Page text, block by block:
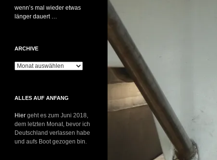
wenn’s mal wieder etwas
länger dauert …
ARCHIVE
Archive
ALLES AUF ANFANG
Hier geht es zum Juni 2018,
dem letzten Monat, bevor ich
Deutschland verlassen habe
und aufs Boot gezogen bin.